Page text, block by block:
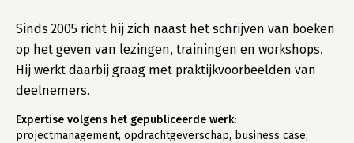
Sinds 2005 richt hij zich naast het schrijven van boeken
op het geven van lezingen, trainingen en workshops.
Hij werkt daarbij graag met praktijkvoorbeelden van
deelnemers.
Expertise volgens het gepubliceerde werk:
projectmanagement, opdrachtgeverschap, business case,